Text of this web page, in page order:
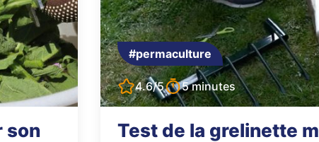
son
#permaculture
4.6/5 5 minutes
Test de la grelinette